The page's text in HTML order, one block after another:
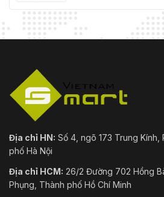
Địa chỉ HN: Số 4, ngõ 173 Trung Kính,
phố Hà Nội
Địa chỉ HCM: 26/2 Đường 702 Hồng
Phụng, Thành phố Hồ Chí Minh